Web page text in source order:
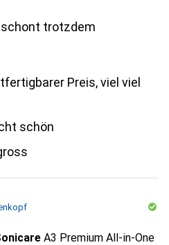
trotzdem
Preis, viel viel
schön
A3 Premium All-in-One